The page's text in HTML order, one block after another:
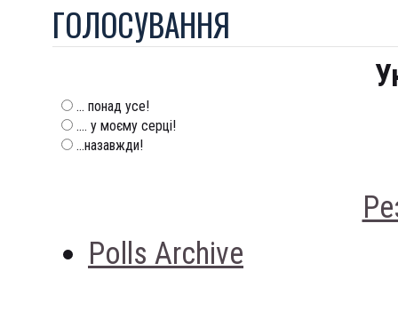
ГОЛОСУВАННЯ
... понад усе!
.... у моєму серці!
...назавжди!
Polls Archive